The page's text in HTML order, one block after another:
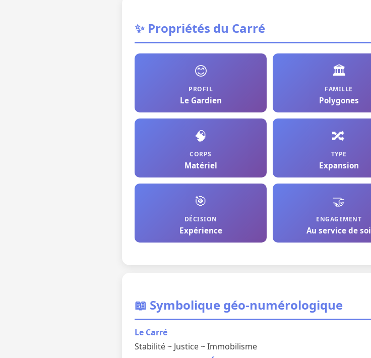
✨ Propriétés du Carré
😊
PROFIL
Le Gardien
🏛️
FAMILLE
Polygones
🧠
CORPS
Matériel
🔀
TYPE
Expansion
🎯
DÉCISION
Expérience
🤝
ENGAGEMENT
Au service de soi
📖 Symbolique géo-numérologique
Le Carré
Stabilité ~ Justice ~ Immobilisme